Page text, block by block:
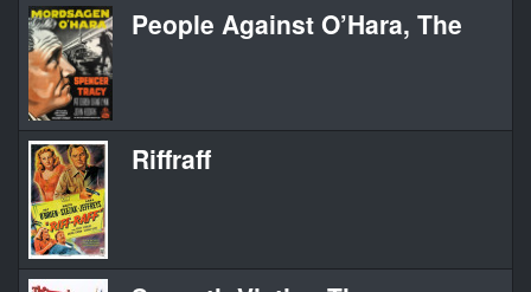
People Against O’Hara, The
Riffraff